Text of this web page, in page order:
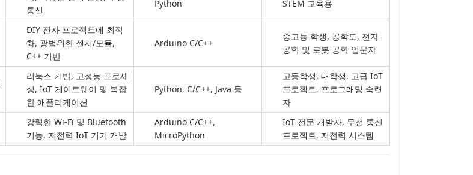
통신
Python
STEM 교육용
DIY 전자 프로젝트에 최적
화, 광범위한 센서/모듈,
C++ 기반
Arduino C/C++
중고등 학생, 공학도, 전자
공학 및 로봇 공학 입문자
리눅스 기반, 고성능 프로세
싱, IoT 게이트웨이 및 복잡
한 애플리케이션
Python, C/C++, Java 등
고등학생, 대학생, 고급 IoT
프로젝트, 프로그래밍 숙련
자
강력한 Wi-Fi 및 Bluetooth
기능, 저전력 IoT 기기 개발
Arduino C/C++,
MicroPython
IoT 전문 개발자, 무선 통신
프로젝트, 저전력 시스템